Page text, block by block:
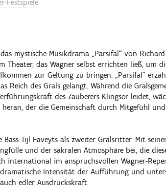
Festspiele
mystische Musikdrama „Parsifal“ von
Theater, das Wagner selbst errichten ließ, um
zur Geltung zu bringen. „Parsifal“
Reich des Grals gelangt. Während die
des Zauberers Klingsor leidet,
der die Gemeinschaft durch Mitgefühl
Tijl Faveyts als zweiter Gralsritter. Mit
und der sakralen Atmosphäre bei, die
international im anspruchsvollen Wagner-
Intensität der Aufführung und
edler Ausdruckskraft.